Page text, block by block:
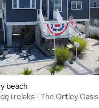
beach
i relaks - The Ortley Oasis